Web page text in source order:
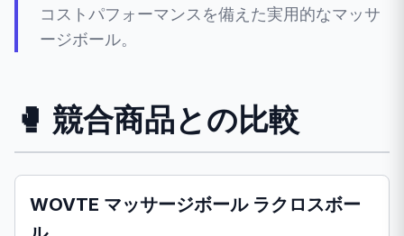
コストパフォーマンスを備えた実用的なマッサ
ージボール。
🥊 競合商品との比較
WOVTE マッサージボール ラクロスボー